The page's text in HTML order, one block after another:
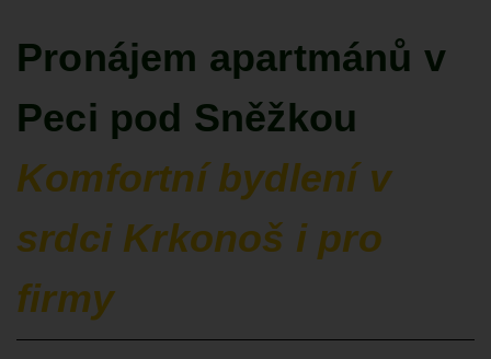
Pronájem apartmánů v
Peci pod Sněžkou
Komfortní bydlení v
srdci Krkonoš i pro
firmy